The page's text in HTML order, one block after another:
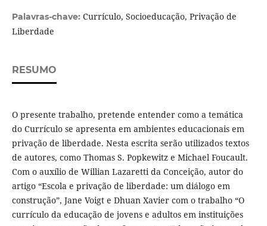
Palavras-chave: Currículo, Socioeducação, Privação de
Liberdade
RESUMO
O presente trabalho, pretende entender como a temática
do Currículo se apresenta em ambientes educacionais em
privação de liberdade. Nesta escrita serão utilizados textos
de autores, como Thomas S. Popkewitz e Michael Foucault.
Com o auxílio de Willian Lazaretti da Conceição, autor do
artigo “Escola e privação de liberdade: um diálogo em
construção”, Jane Voigt e Dhuan Xavier com o trabalho “O
currículo da educação de jovens e adultos em instituições